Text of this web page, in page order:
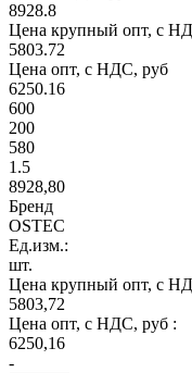
8928.8
Цена крупный опт, с
5803.72
Цена опт, с НДС, руб
6250.16
600
200
580
1.5
8928,80
Бренд
OSTEC
Ед.изм.:
шт.
Цена крупный опт, с
5803,72
Цена опт, с НДС, руб :
6250,16
-